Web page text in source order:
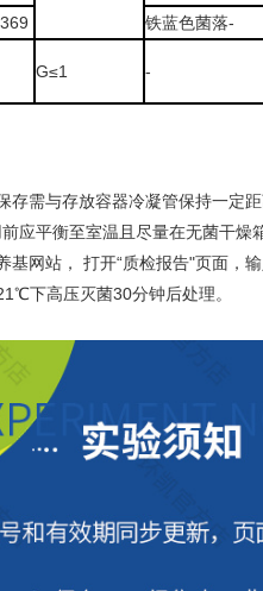
铁蓝色菌落-
G≤1
-
存需与存放容器冷凝管保持一定
应平衡至室温且尽量在无菌干燥
网站， 打开“质检报告"页面，输
下高压灭菌30分钟后处理。